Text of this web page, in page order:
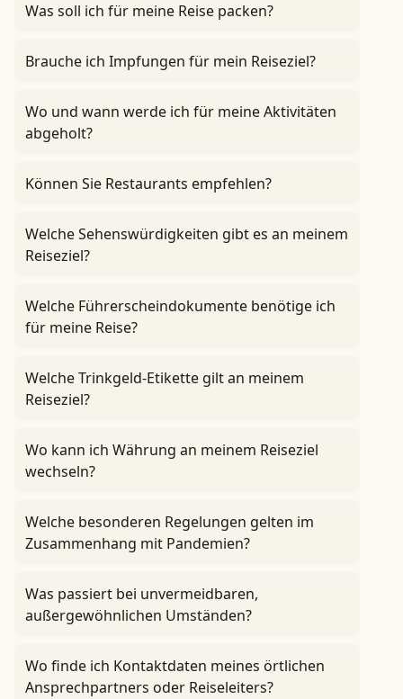
Was soll ich für meine Reise packen?
Brauche ich Impfungen für mein Reiseziel?
Wo und wann werde ich für meine Aktivitäten
abgeholt?
Können Sie Restaurants empfehlen?
Welche Sehenswürdigkeiten gibt es an meinem
Reiseziel?
Welche Führerscheindokumente benötige ich
für meine Reise?
Welche Trinkgeld-Etikette gilt an meinem
Reiseziel?
Wo kann ich Währung an meinem Reiseziel
wechseln?
Welche besonderen Regelungen gelten im
Zusammenhang mit Pandemien?
Was passiert bei unvermeidbaren,
außergewöhnlichen Umständen?
Wo finde ich Kontaktdaten meines örtlichen
Ansprechpartners oder Reiseleiters?